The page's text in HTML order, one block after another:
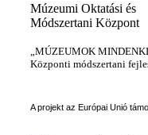
Múzeumi Oktatási és
Módszertani Központ
„MÚZEUMOK
Központi módszertani
A projekt az Európai Unió